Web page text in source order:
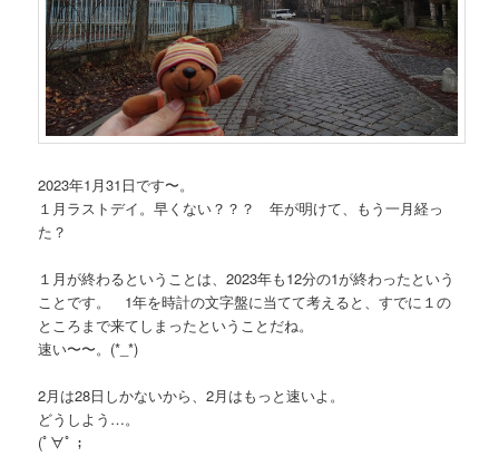
動
2023年1月31日です〜。
１月ラストデイ。早くない？？？ 年が明けて、もう一月経っ
た？
１月が終わるということは、2023年も12分の1が終わったという
ことです。 1年を時計の文字盤に当てて考えると、すでに１の
ところまで来てしまったということだね。
速い〜〜。(*_*)
2月は28日しかないから、2月はもっと速いよ。
どうしよう…。
(ﾟ∀ﾟ；